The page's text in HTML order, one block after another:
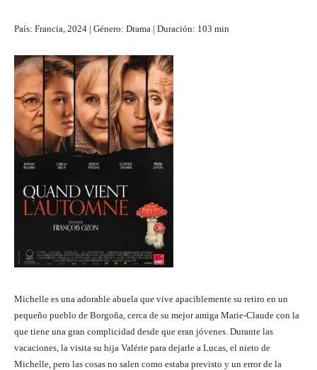
País: Francia, 2024 | Género: Drama | Duración: 103 min
Michelle es una adorable abuela que vive apaciblemente su retiro en un
pequeño pueblo de Borgoña, cerca de su mejor amiga Marie-Claude con la
que tiene una gran complicidad desde que eran jóvenes. Durante las
vacaciones, la visita su hija Valérie para dejarle a Lucas, el nieto de
Michelle, pero las cosas no salen como estaba previsto y un error de la